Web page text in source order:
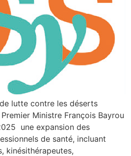
lutte contre les déserts
Ministre François Bayrou
une expansion des
de santé, incluant
kinésithérapeutes,